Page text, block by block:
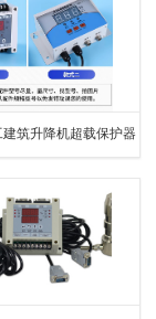
筑升降机超载保护器